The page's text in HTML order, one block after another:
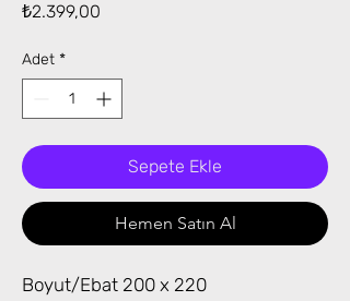
₺2.399,00
Adet *
Sepete Ekle
Hemen Satın Al
Boyut/Ebat 200 x 220